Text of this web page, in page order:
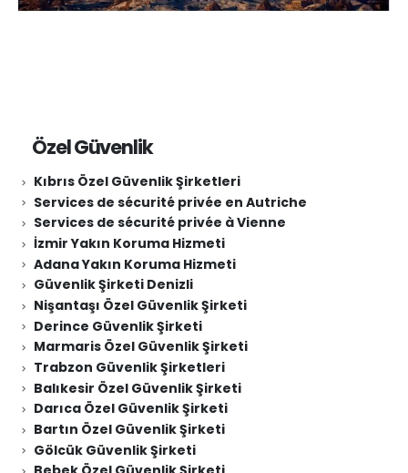
Özel Güvenlik
Kıbrıs Özel Güvenlik Şirketleri
Services de sécurité privée en Autriche
Services de sécurité privée à Vienne
İzmir Yakın Koruma Hizmeti
Adana Yakın Koruma Hizmeti
Güvenlik Şirketi Denizli
Nişantaşı Özel Güvenlik Şirketi
Derince Güvenlik Şirketi
Marmaris Özel Güvenlik Şirketi
Trabzon Güvenlik Şirketleri
Balıkesir Özel Güvenlik Şirketi
Darıca Özel Güvenlik Şirketi
Bartın Özel Güvenlik Şirketi
Gölcük Güvenlik Şirketi